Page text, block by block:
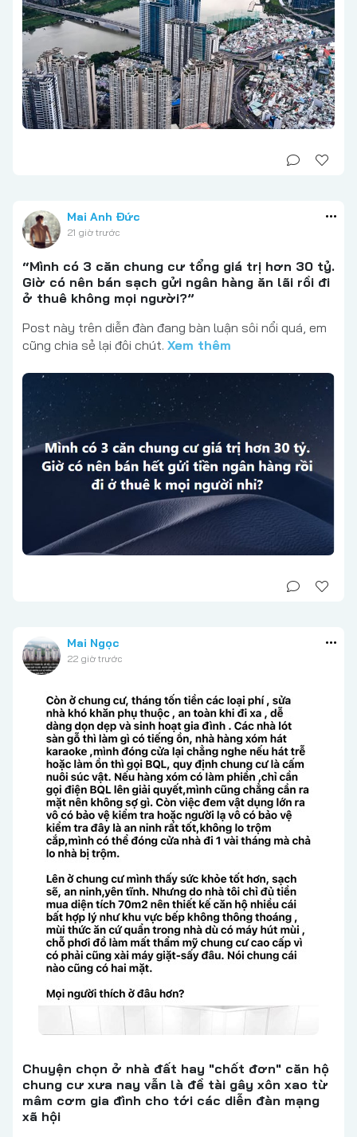
Mai Anh Đức
21 giờ trước
“Mình có 3 căn chung cư tổng giá trị hơn 30 tỷ.
Giờ có nên bán sạch gửi ngân hàng ăn lãi rồi đi
ở thuê không mọi người?”
Post này trên diễn đàn đang bàn luận sôi nổi quá, em
cũng chia sẻ lại đôi chút. Xem thêm
Mai Ngọc
22 giờ trước
Chuyện chọn ở nhà đất hay "chốt đơn" căn hộ
chung cư xưa nay vẫn là đề tài gây xôn xao từ
mâm cơm gia đình cho tới các diễn đàn mạng
xã hội